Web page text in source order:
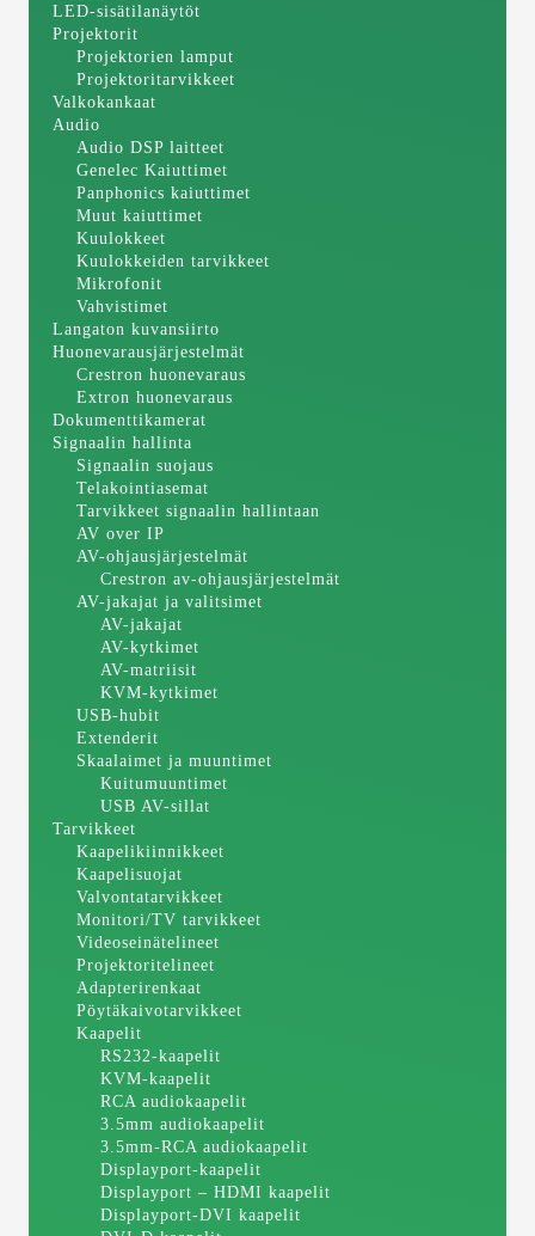
LED-sisätilanäytöt
Projektorit
Projektorien lamput
Projektoritarvikkeet
Valkokankaat
Audio
Audio DSP laitteet
Genelec Kaiuttimet
Panphonics kaiuttimet
Muut kaiuttimet
Kuulokkeet
Kuulokkeiden tarvikkeet
Mikrofonit
Vahvistimet
Langaton kuvansiirto
Huonevarausjärjestelmät
Crestron huonevaraus
Extron huonevaraus
Dokumenttikamerat
Signaalin hallinta
Signaalin suojaus
Telakointiasemat
Tarvikkeet signaalin hallintaan
AV over IP
AV-ohjausjärjestelmät
Crestron av-ohjausjärjestelmät
AV-jakajat ja valitsimet
AV-jakajat
AV-kytkimet
AV-matriisit
KVM-kytkimet
USB-hubit
Extenderit
Skaalaimet ja muuntimet
Kuitumuuntimet
USB AV-sillat
Tarvikkeet
Kaapelikiinnikkeet
Kaapelisuojat
Valvontatarvikkeet
Monitori/TV tarvikkeet
Videoseinätelineet
Projektoritelineet
Adapterirenkaat
Pöytäkaivotarvikkeet
Kaapelit
RS232-kaapelit
KVM-kaapelit
RCA audiokaapelit
3.5mm audiokaapelit
3.5mm-RCA audiokaapelit
Displayport-kaapelit
Displayport – HDMI kaapelit
Displayport-DVI kaapelit